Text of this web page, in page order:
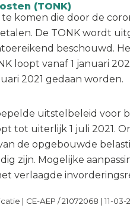
(TONK)
komen die door de
De TONK wordt
beschouwd.
loopt vanaf 1 januari
2021 gedaan worden.
uitstelbeleid voor
tot uiterlijk 1 juli 2021.
de opgebouwde
zijn. Mogelijke
verlaagde
| CE-AEP / 21072068 | 11-03-